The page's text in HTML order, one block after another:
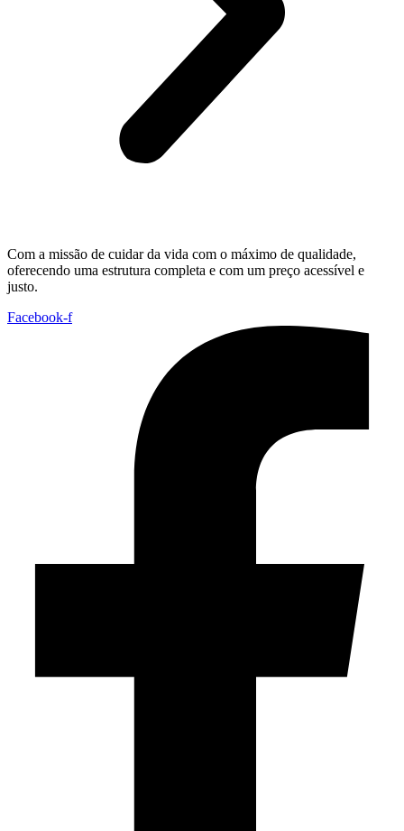
Com a missão de cuidar da vida com o máximo de qualidade,
oferecendo uma estrutura completa e com um preço acessível e
justo.
Facebook-f